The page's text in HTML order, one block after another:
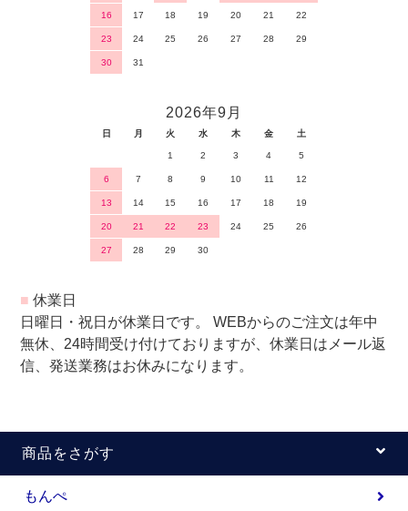
16 17 18 19 20 21 22
23 24 25 26 27 28 29
30 31
2026年9月
日 月 火 水 木 金 土
1 2 3 4 5
6 7 8 9 10 11 12
13 14 15 16 17 18 19
20 21 22 23 24 25 26
27 28 29 30
■ 休業日
日曜日・祝日が休業日です。 WEBからのご注文は年中
無休、24時間受け付けておりますが、休業日はメール返
信、発送業務はお休みになります。
商品をさがす
もんぺ